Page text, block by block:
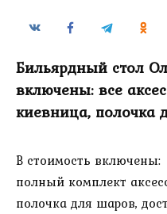
Бильярдный стол
включены: все
киевница, полочка
В стоимость включены:
полный комплект
полочка для шаров,